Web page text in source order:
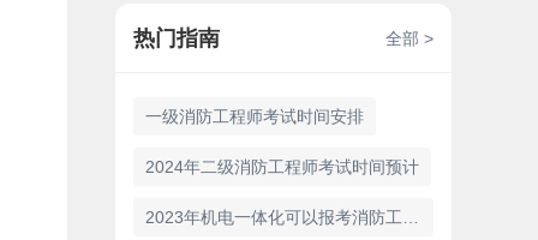
热门指南 全部 >
一级消防工程师考试时间安排
2024年二级消防工程师考试时间预计